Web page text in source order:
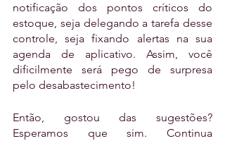
notificação dos pontos críticos do
estoque, seja delegando a tarefa desse
controle, seja fixando alertas na sua
agenda de aplicativo. Assim, você
dificilmente será pego de surpresa
pelo desabastecimento!
Então, gostou das sugestões?
Esperamos que sim. Continua